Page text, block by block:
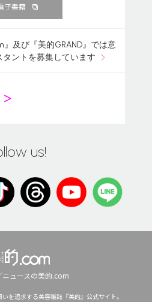
子書籍
』及び『美的GRAND』では意
ントを募集しています
＞
us!
ニュースの美的.com
を追求する美容雑誌『美的』公式サイト。